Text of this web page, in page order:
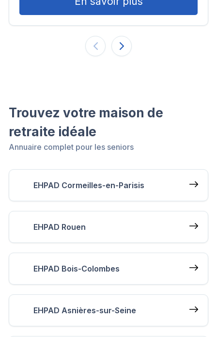
Trouvez votre maison de
retraite idéale
Annuaire complet pour les seniors
EHPAD Cormeilles-en-Parisis
EHPAD Rouen
EHPAD Bois-Colombes
EHPAD Asnières-sur-Seine